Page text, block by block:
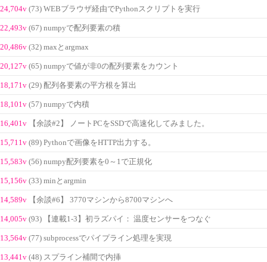
24,704v (73) WEBブラウザ経由でPythonスクリプトを実行
22,493v (67) numpyで配列要素の積
20,486v (32) maxとargmax
20,127v (65) numpyで値が非0の配列要素をカウント
18,171v (29) 配列各要素の平方根を算出
18,101v (57) numpyで内積
16,401v 【余談#2】 ノートPCをSSDで高速化してみました。
15,711v (89) Pythonで画像をHTTP出力する。
15,583v (56) numpy配列要素を0～1で正規化
15,156v (33) minとargmin
14,589v 【余談#6】 3770マシンから8700マシンへ
14,005v (93) 【連載1-3】初ラズパイ： 温度センサーをつなぐ
13,564v (77) subprocessでパイプライン処理を実現
13,441v (48) スプライン補間で内挿